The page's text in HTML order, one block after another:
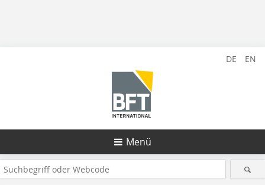
DE EN
Menü